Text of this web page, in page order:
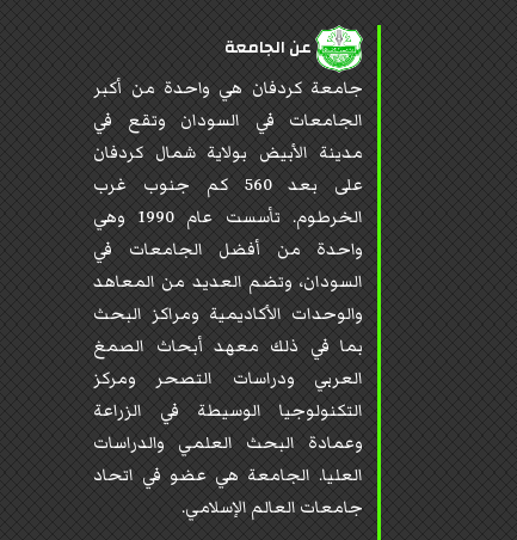
عن الجامعة
جامعة كردفان هي واحدة من أكبر
الجامعات في السودان وتقع في
مدينة الأبيض بولاية شمال كردفان
على بعد 560 كم جنوب غرب
الخرطوم. تأسست عام 1990 وهي
واحدة من أفضل الجامعات في
السودان، وتضم العديد من المعاهد
والوحدات الأكاديمية ومراكز البحث
بما في ذلك معهد أبحاث الصمغ
العربي ودراسات التصحر ومركز
التكنولوجيا الوسيطة في الزراعة
وعمادة البحث العلمي والدراسات
العليا. الجامعة هي عضو في اتحاد
جامعات العالم الإسلامي.